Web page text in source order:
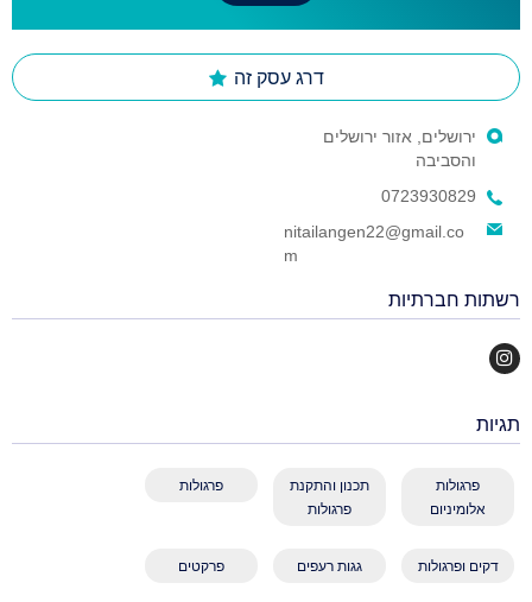
דרג עסק זה
ירושלים, אזור ירושלים
והסביבה
0723930829
nitailangen22@gmail.co
m
רשתות חברתיות
תגיות
פרגולות
אלומיניום
תכנון והתקנת
פרגולות
פרגולות
דקים ופרגולות גגות רעפים פרקטים